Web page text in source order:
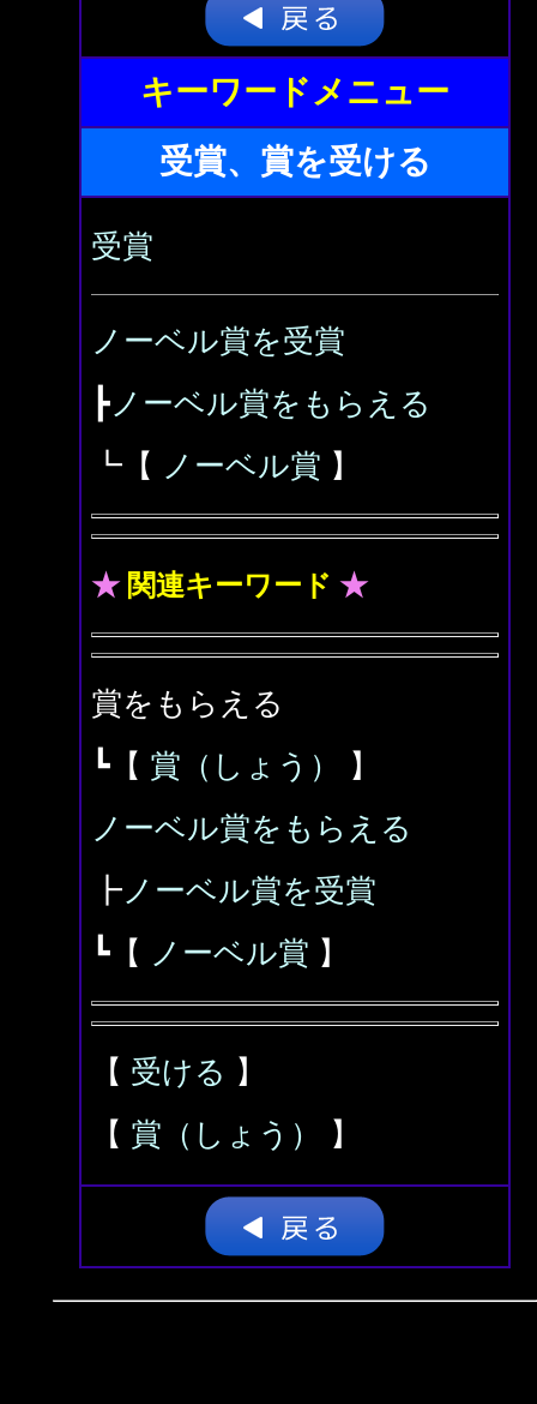
キーワードメニュー
受賞、賞を受ける
受賞
ノーベル賞を受賞
┣ノーベル賞をもらえる
┗【 ノーベル賞 】
★ 関連キーワード ★
賞をもらえる
┗【 賞（しょう）
】
ノーベル賞をもらえる
┣ノーベル賞を受賞
┗【 ノーベル賞 】
【 受ける 】
【 賞（しょう） 】